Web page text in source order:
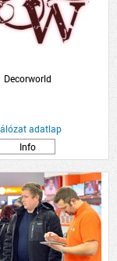
Decorworld
adatlap
Info